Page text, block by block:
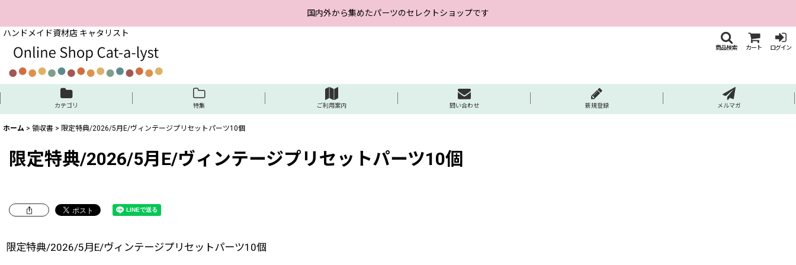
国内外から集めたパーツのセレクトショップです
ハンドメイド資材店 キャタリスト
商品検索 カート ログイン
カテゴリ 特集 ご利用案内 問い合わせ 新規登録 メルマガ
ホーム > 領収書 > 限定特典/2026/5月E/ヴィンテージプリセットパーツ10個
限定特典/2026/5月E/ヴィンテージプリセットパーツ10個
限定特典/2026/5月E/ヴィンテージプリセットパーツ10個